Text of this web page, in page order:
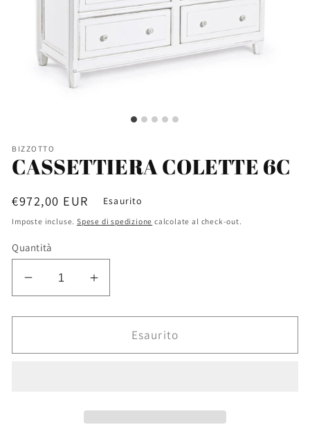
BIZZOTTO
CASSETTIERA COLETTE 6C
Prezzo
di
€972,00 EUR Esaurito
Imposte incluse. Spese di spedizione calcolate al check-out.
Quantità
Diminuisci
quantità
per
COLETTE
Aumenta
quantità
per
CASSETTIERA
COLETTE
Esaurito